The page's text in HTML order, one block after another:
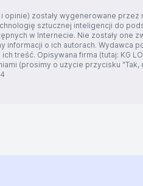
opinie) zostały wygenerowane
sztucznej inteligencji do
w Internecie. Nie zostały one
informacji o ich autorach. Wydawca
treść. Opisywana firma (tutaj: KG
(prosimy o użycie przycisku "Tak,